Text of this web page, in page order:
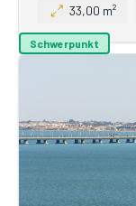
33,00 m²
Schwerpunkt